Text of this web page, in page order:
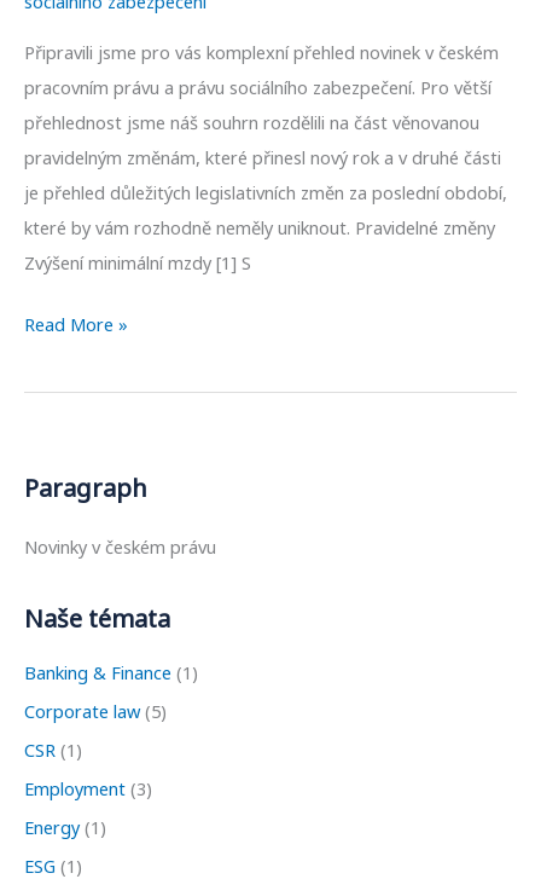
Připravili jsme pro vás komplexní přehled novinek v českém
pracovním právu a právu sociálního zabezpečení. Pro větší
přehlednost jsme náš souhrn rozdělili na část věnovanou
pravidelným změnám, které přinesl nový rok a v druhé části
je přehled důležitých legislativních změn za poslední období,
které by vám rozhodně neměly uniknout. Pravidelné změny
Zvýšení minimální mzdy [1] S
zabezpečení
Read More »
Paragraph
Novinky v českém právu
Naše témata
Banking & Finance (1)
Corporate law(5)
CSR (1)
Employment (3)
Energy(1)
ESG (1)